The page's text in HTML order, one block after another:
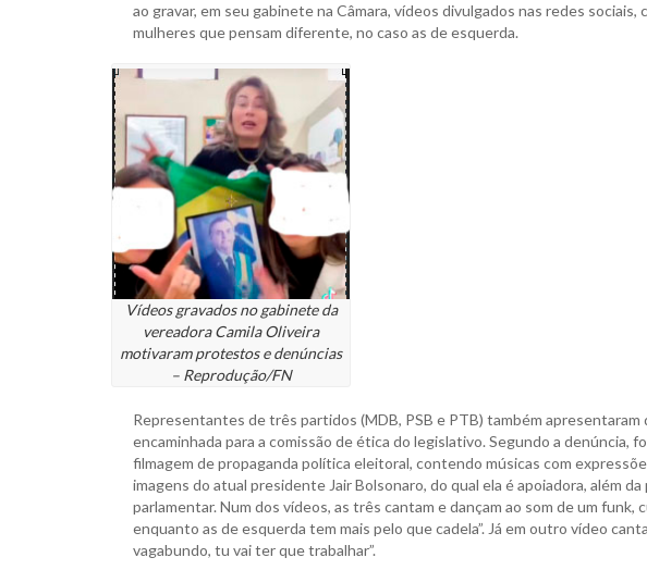
ao gravar, em seu gabinete na Câmara, vídeos divulgados nas redes
mulheres que pensam diferente, no caso as de esquerda.
Vídeos gravados no gabinete da
vereadora Camila Oliveira
motivaram protestos e denúncias
– Reprodução/FN
Representantes de três partidos (MDB, PSB e PTB) também
encaminhada para a comissão de ética do legislativo. Segundo a denúncia,
filmagem de propaganda política eleitoral, contendo músicas com
imagens do atual presidente Jair Bolsonaro, do qual ela é apoiadora, além
parlamentar. Num dos vídeos, as três cantam e dançam ao som de um funk,
enquanto as de esquerda tem mais pelo que cadela”. Já em outro vídeo
vagabundo, tu vai ter que trabalhar”.